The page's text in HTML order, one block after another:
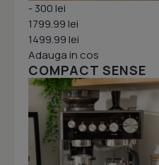
- 300 lei
1799.99 lei
1499.99 lei
Adauga in cos
COMPACT SENSE